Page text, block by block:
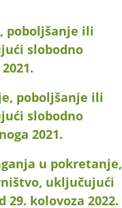
poboljšanje ili
slobodno
poboljšanje ili
slobodno
2021.
u pokretanje,
uključujući
kolovoza 2022.